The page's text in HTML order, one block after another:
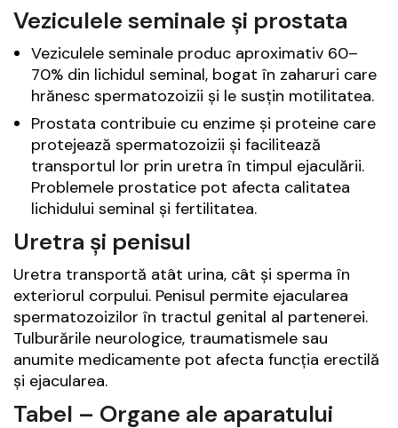
Veziculele seminale și prostata
Veziculele seminale produc aproximativ 60–
70% din lichidul seminal, bogat în zaharuri care
hrănesc spermatozoizii și le susțin motilitatea.
Prostata contribuie cu enzime și proteine care
protejează spermatozoizii și facilitează
transportul lor prin uretra în timpul ejaculării.
Problemele prostatice pot afecta calitatea
lichidului seminal și fertilitatea.
Uretra și penisul
Uretra transportă atât urina, cât și sperma în
exteriorul corpului. Penisul permite ejacularea
spermatozoizilor în tractul genital al partenerei.
Tulburările neurologice, traumatismele sau
anumite medicamente pot afecta funcția erectilă
și ejacularea.
Tabel – Organe ale aparatului